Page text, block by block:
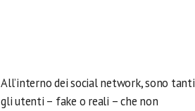
All’interno dei social network, sono tanti
gli utenti – fake o reali – che non